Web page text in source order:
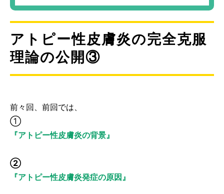
アトピー性皮膚炎の完全克服
理論の公開③
前々回、前回では、
①
『アトピー性皮膚炎の背景』
②
『アトピー性皮膚炎発症の原因』